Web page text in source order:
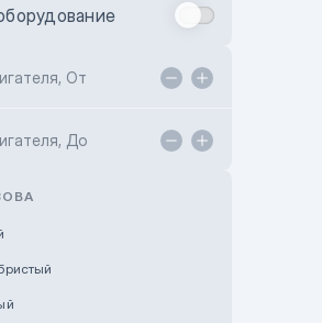
Kokshetau
ShymCity
От
До